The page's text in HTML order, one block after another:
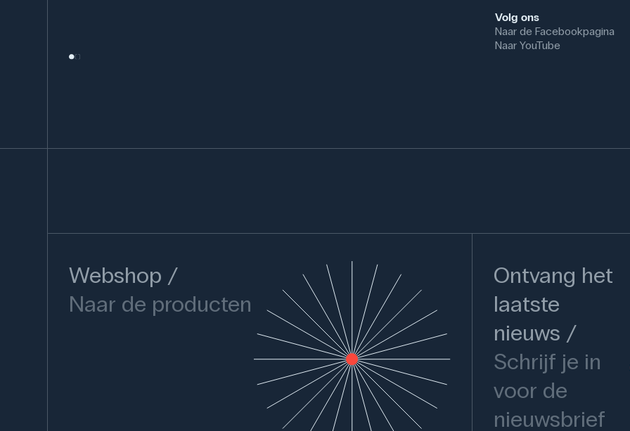
Volg ons
Naar de Facebookpagina
Naar YouTube
Webshop
Naar de producten
Ontvang het
laatste
nieuws
Schrijf je in
voor de
nieuwsbrief